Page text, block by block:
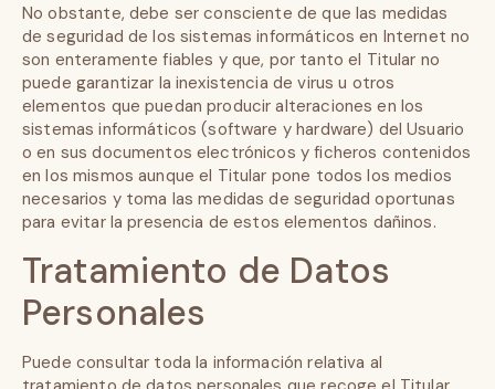
No obstante, debe ser consciente de que las medidas
de seguridad de los sistemas informáticos en Internet no
son enteramente fiables y que, por tanto el Titular no
puede garantizar la inexistencia de virus u otros
elementos que puedan producir alteraciones en los
sistemas informáticos (software y hardware) del Usuario
o en sus documentos electrónicos y ficheros contenidos
en los mismos aunque el Titular pone todos los medios
necesarios y toma las medidas de seguridad oportunas
para evitar la presencia de estos elementos dañinos.
Tratamiento de Datos
Personales
Puede consultar toda la información relativa al